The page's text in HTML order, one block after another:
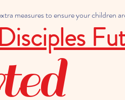
measures to ensure your children